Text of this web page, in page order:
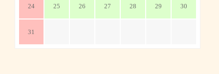
24 25 26 27 28 29 30
31